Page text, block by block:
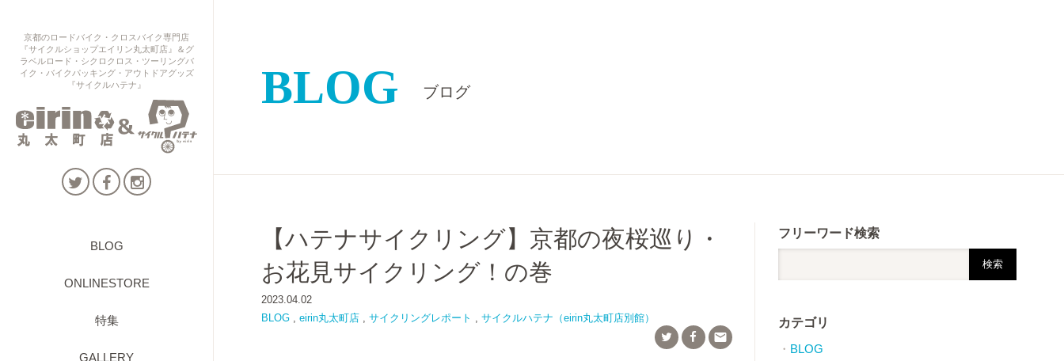
京都のロードバイク・クロスバイク専門店
『サイクルショップエイリン丸太町店』＆グ
ラベルロード・シクロクロス・ツーリングバ
イク・バイクパッキング・アウトドアグッズ
『サイクルハテナ』
BLOG
ONLINESTORE
特集
GALLERY
BLOG ブログ
【ハテナサイクリング】京都の夜桜巡り・
お花見サイクリング！の巻
2023.04.02
BLOG , eirin丸太町店 , サイクリングレポート , サイクルハテナ（eirin丸太町店別館）

フリーワード検索
カテゴリ
BLOG